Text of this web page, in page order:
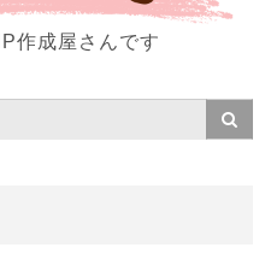
作成屋さんです